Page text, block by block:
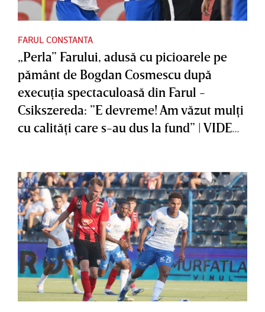
FARUL CONSTANTA
„Perla” Farului, adusă cu picioarele pe
pământ de Bogdan Cosmescu după
execuţia spectaculoasă din Farul -
Csikszereda: ”E devreme! Am văzut mulţi
cu calităţi care s-au dus la fund” | VIDEO